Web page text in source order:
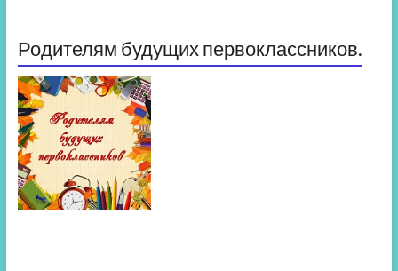
Родителям будущих первоклассников.